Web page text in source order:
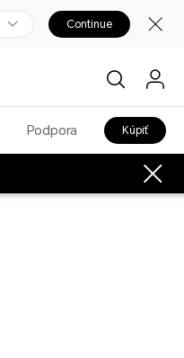
Continue
Podpora Kúpiť